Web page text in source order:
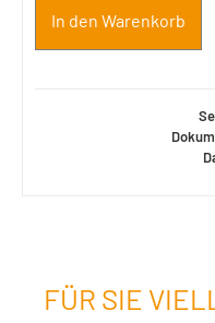
In den Warenkorb
FÜR SIE